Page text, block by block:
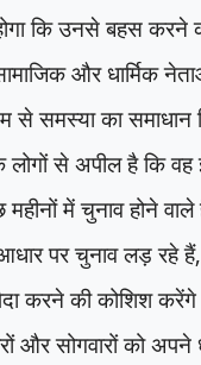
कि उनसे बहस करने
और धार्मिक
से समस्या का समाधान
लोगों से अपील है कि वह
में चुनाव होने
पर चुनाव लड़ रहे हैं
करने की कोशिश
और सोगवारों को अपने